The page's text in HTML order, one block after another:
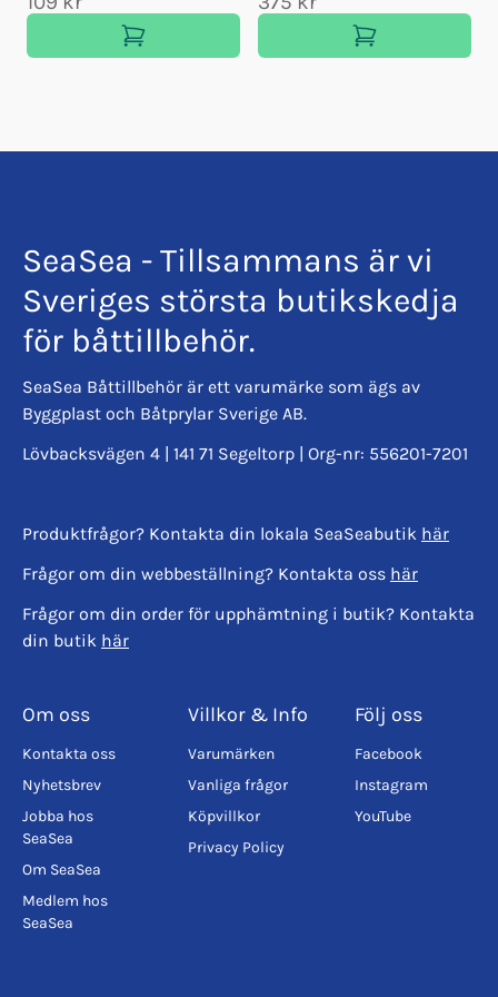
SeaSea - Tillsammans är vi
Sveriges största butikskedja
för båttillbehör.
SeaSea Båttillbehör är ett varumärke som ägs av
Byggplast och Båtprylar Sverige AB.
Lövbacksvägen 4 | 141 71 Segeltorp | Org-nr: 556201-7201
Produktfrågor? Kontakta din lokala SeaSeabutik här
Frågor om din webbeställning? Kontakta oss här
Frågor om din order för upphämtning i butik? Kontakta
din butik här
Om oss
Kontakta oss
Nyhetsbrev
Jobba hos
SeaSea
Om SeaSea
Medlem hos
SeaSea
Villkor & Info
Varumärken
Vanliga frågor
Köpvillkor
Privacy Policy
Följ oss
Facebook
Instagram
YouTube